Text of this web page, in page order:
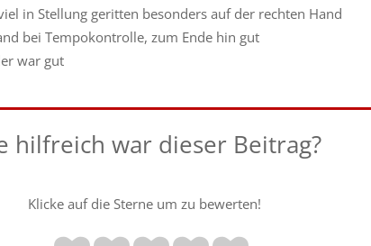
in Stellung geritten besonders auf der rechten Hand
bei Tempokontrolle, zum Ende hin gut
war gut
hilfreich war dieser Beitrag?
Klicke auf die Sterne um zu bewerten!